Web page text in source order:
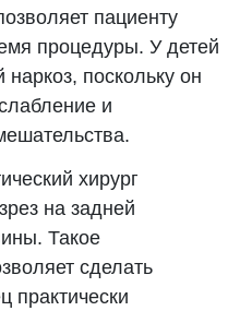
пациенту
процедуры. У детей
поскольку он
и
хирург
на задней
Такое
сделать
практически